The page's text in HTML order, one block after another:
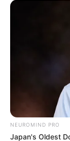
NEUROMIND PRO
Japan's Oldest